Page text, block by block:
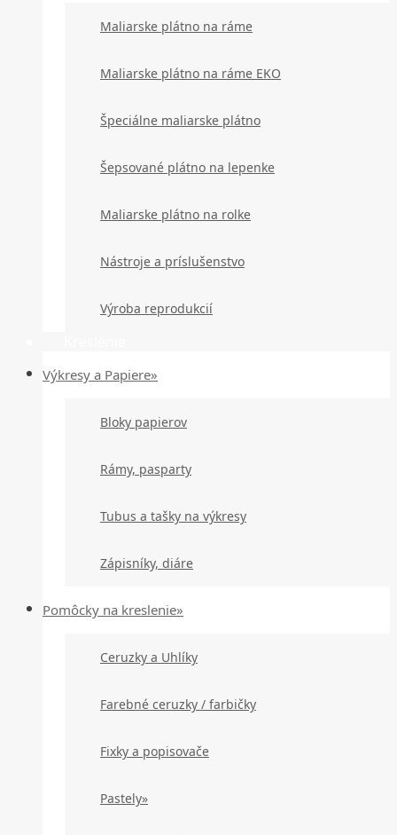
Maliarske plátno na ráme
Maliarske plátno na ráme EKO
Špeciálne maliarske plátno
Šepsované plátno na lepenke
Maliarske plátno na rolke
Nástroje a príslušenstvo
Výroba reprodukcií
Výkresy a Papiere»
Bloky papierov
Rámy, pasparty
Tubus a tašky na výkresy
Zápisníky, diáre
Pomôcky na kreslenie»
Ceruzky a Uhlíky
Farebné ceruzky / farbičky
Fixky a popisovače
Pastely»